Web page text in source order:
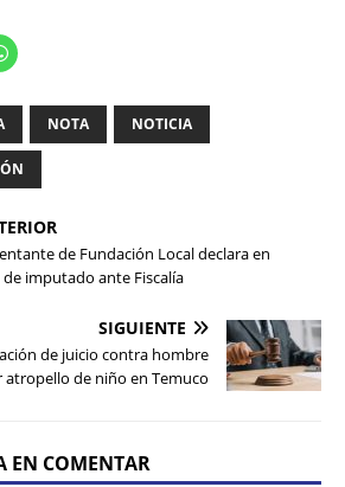
NOTA NOTICIA
de Fundación Local declara en
de imputado ante Fiscalía
SIGUIENTE
de juicio contra hombre
atropello de niño en Temuco
EN COMENTAR